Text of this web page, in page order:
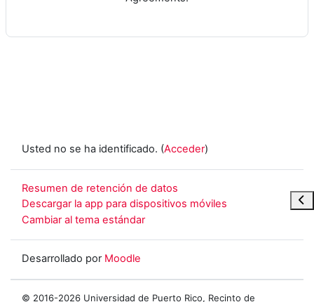
Usted no se ha identificado. (Acceder)
Resumen de retención de datos
Descargar la app para dispositivos móviles
Cambiar al tema estándar
Desarrollado por Moodle
© 2016-2026 Universidad de Puerto Rico, Recinto de